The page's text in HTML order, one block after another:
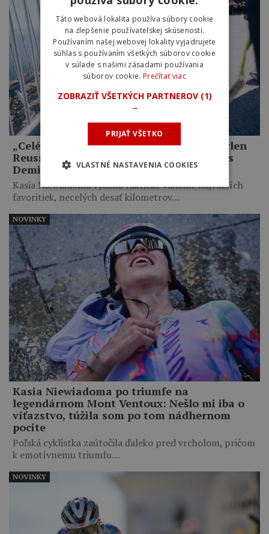
„Celé mi to pripadalo trochu hlúpe.“ Marlen
Reusser priznala zbytočné taktizovanie s
Demi Vollering na Mont Ventoux
Kasia Niewiadoma využila taktické váhanie najväčších
favoritiek, necelých desať kilometrov…
Kasia Niewiadoma po triumfe na
legendárnom Mont Ventoux: Nešlo mi iba o
víťazstvo, túžila som po tom nádhernom
pocite
Poľská cyklistka zaútočila ďaleko pred vrcholom, pričom
k emotívnemu triumfu…
NOVINKY
NOVINKY
Táto webová lokalita používa súbory cookie
na zlepšenie používateľskej skúsenosti.
Používaním našej webovej lokality vyjadrujete
súhlas s používaním všetkých súborov cookie
v súlade s našimi zásadami používania
súborov cookie. Prečítať viac
ZOBRAZIŤ VŠETKÝCH PARTNEROV (1)
→
PRIJAŤ VŠETKO
VLASTNÉ NASTAVENIA COOKIES